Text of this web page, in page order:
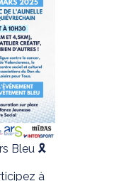
Bleu 🎗
à